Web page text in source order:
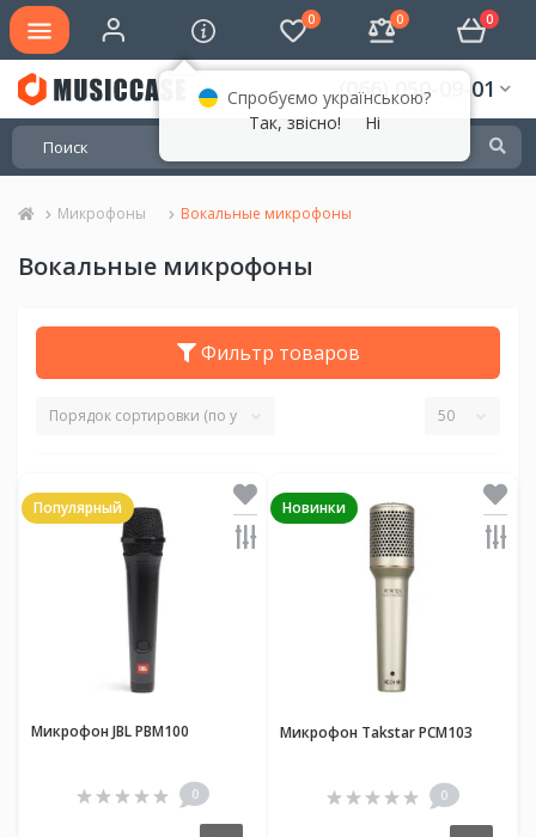
0 0 0
(066) 050-09-01
Микрофоны Вокальные микрофоны
Вокальные микрофоны
Фильтр товаров
Популярный
Микрофон JBL PBM100
0
Новинки
Микрофон Takstar PCM103
0
Спробуємо українською?
Так, звісно!
Ні